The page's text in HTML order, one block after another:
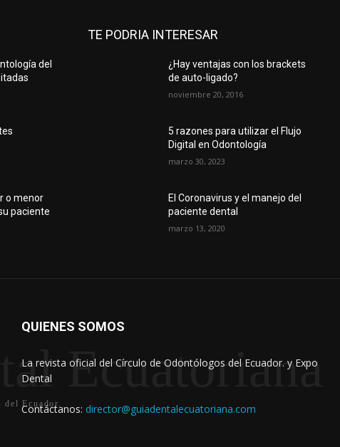
del
o menor
paciente
TE PODRIA INTERESAR
¿Hay ventajas con los brackets
de auto-ligado?
noviembre 20, 2016
5 razones para utilizar el Flujo
Digital en Odontología
marzo 30, 2023
El Coronavirus y el manejo del
paciente dental
marzo 13, 2020
Ecuatoriana
Ecuador.
QUIENES SOMOS
La revista oficial del Círculo de Odontólogos del Ecuador. y Expo
Dental
Contáctanos: director@guiadentalecuatoriana.com